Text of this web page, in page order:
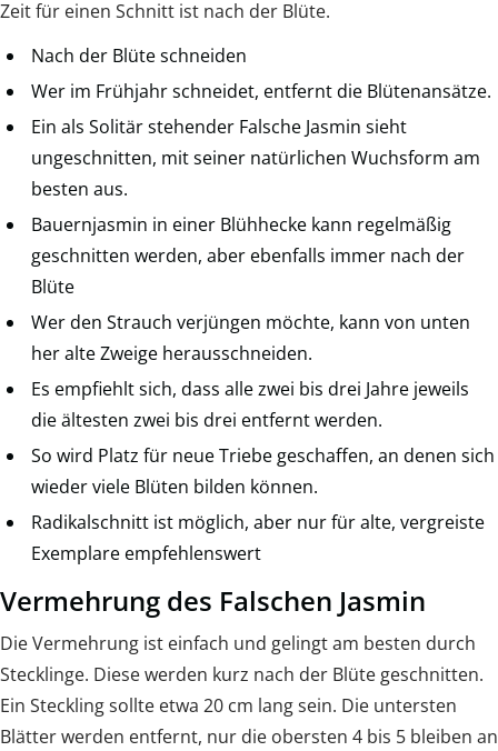
Zeit für einen Schnitt ist nach der Blüte.
Nach der Blüte schneiden
Wer im Frühjahr schneidet, entfernt die Blütenansätze.
Ein als Solitär stehender Falsche Jasmin sieht
ungeschnitten, mit seiner natürlichen Wuchsform am
besten aus.
Bauernjasmin in einer Blühhecke kann regelmäßig
geschnitten werden, aber ebenfalls immer nach der
Blüte
Wer den Strauch verjüngen möchte, kann von unten
her alte Zweige herausschneiden.
Es empfiehlt sich, dass alle zwei bis drei Jahre jeweils
die ältesten zwei bis drei entfernt werden.
So wird Platz für neue Triebe geschaffen, an denen sich
wieder viele Blüten bilden können.
Radikalschnitt ist möglich, aber nur für alte, vergreiste
Exemplare empfehlenswert
Vermehrung des Falschen Jasmin
Die Vermehrung ist einfach und gelingt am besten durch
Stecklinge. Diese werden kurz nach der Blüte geschnitten.
Ein Steckling sollte etwa 20 cm lang sein. Die untersten
Blätter werden entfernt, nur die obersten 4 bis 5 bleiben an